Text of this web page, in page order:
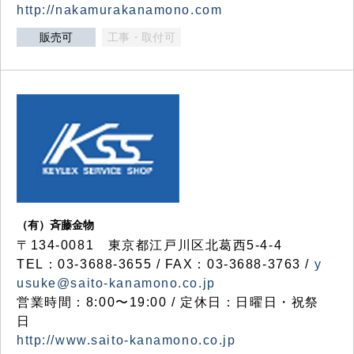
http://nakamurakanamono.com
販売可 工事・取付可
（有）斉藤金物
〒134-0081 東京都江戸川区北葛西5-4-4
TEL：03-3688-3655 / FAX：03-3688-3763 / y
usuke@saito-kanamono.co.jp
営業時間：8:00〜19:00 / 定休日：日曜日・祝祭
日
http://www.saito-kanamono.co.jp